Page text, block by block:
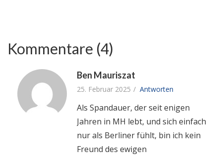
Kommentare (4)
Ben Mauriszat
25. Februar 2025 Antworten
Als Spandauer, der seit enigen
Jahren in MH lebt, und sich einfach
nur als Berliner fühlt, bin ich kein
Freund des ewigen